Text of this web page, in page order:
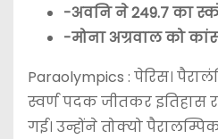
-अवनि ने 249.7 का
-मोना अग्रवाल को
Paraolympics : पेरिस।
स्वर्ण पदक जीतकर इतिहास
गई। उन्होंने तोक्यो